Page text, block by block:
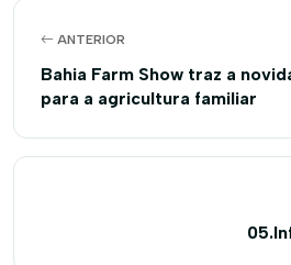
ANTERIOR
Bahia Farm Show traz a
para a agricultura familiar